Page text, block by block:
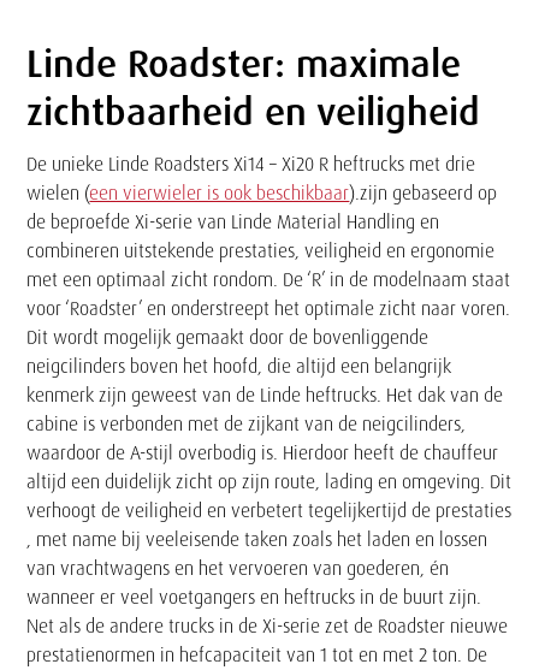
Tekst
Linde Roadster: maximale
zichtbaarheid en veiligheid
De unieke Linde Roadsters Xi14 – Xi20 R heftrucks met drie
wielen (een vierwieler is ook beschikbaar).zijn gebaseerd op
de beproefde Xi-serie van Linde Material Handling en
combineren uitstekende prestaties, veiligheid en ergonomie
met een optimaal zicht rondom. De ‘R’ in de modelnaam staat
voor ‘Roadster’ en onderstreept het optimale zicht naar voren.
Dit wordt mogelijk gemaakt door de bovenliggende
neigcilinders boven het hoofd, die altijd een belangrijk
kenmerk zijn geweest van de Linde heftrucks. Het dak van de
cabine is verbonden met de zijkant van de neigcilinders,
waardoor de A-stijl overbodig is. Hierdoor heeft de chauffeur
altijd een duidelijk zicht op zijn route, lading en omgeving. Dit
verhoogt de veiligheid en verbetert tegelijkertijd de prestaties
, met name bij veeleisende taken zoals het laden en lossen
van vrachtwagens en het vervoeren van goederen, én
wanneer er veel voetgangers en heftrucks in de buurt zijn.
Net als de andere trucks in de Xi-serie zet de Roadster nieuwe
prestatienormen in hefcapaciteit van 1 tot en met 2 ton. De